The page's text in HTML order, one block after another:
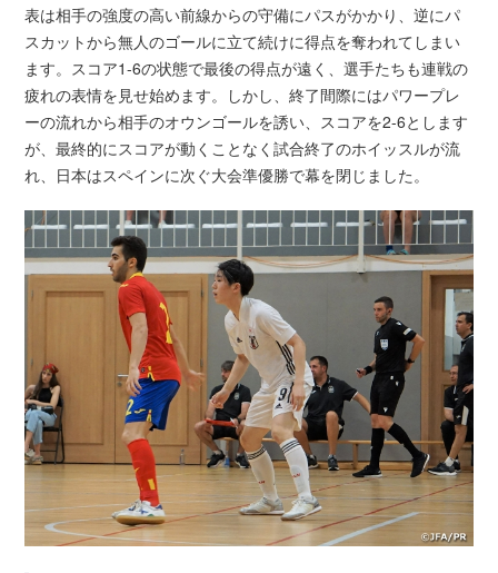
表は相手の強度の高い前線からの守備にパスがかかり、逆にパ
スカットから無人のゴールに立て続けに得点を奪われてしまい
ます。スコア1-6の状態で最後の得点が遠く、選手たちも連戦の
疲れの表情を見せ始めます。しかし、終了間際にはパワープレ
ーの流れから相手のオウンゴールを誘い、スコアを2-6とします
が、最終的にスコアが動くことなく試合終了のホイッスルが流
れ、日本はスペインに次ぐ大会準優勝で幕を閉じました。